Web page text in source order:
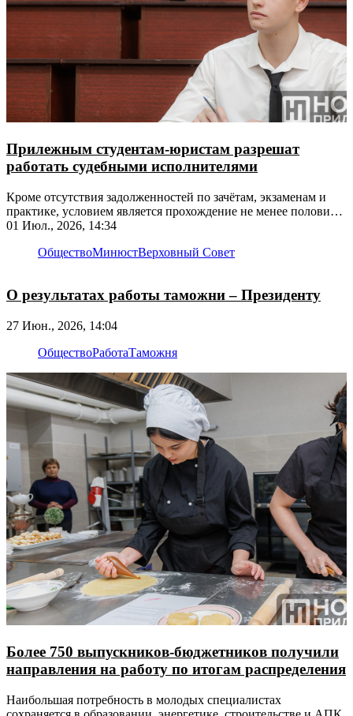
Прилежным студентам-юристам разрешат
работать судебными исполнителями
Кроме отсутствия задолженностей по зачётам, экзаменам и
практике, условием является прохождение не менее половины
срока обучения
01 Июл., 2026, 14:34
ОбществоМинюстВерховный Совет
О результатах работы таможни – Президенту
27 Июн., 2026, 14:04
ОбществоРаботаТаможня
Более 750 выпускников-бюджетников получили
направления на работу по итогам распределения
Наибольшая потребность в молодых специалистах